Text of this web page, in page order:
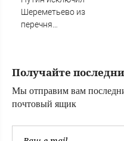
Шереметьево из
перечня
Получайте
Мы отправим вам
почтовый ящик